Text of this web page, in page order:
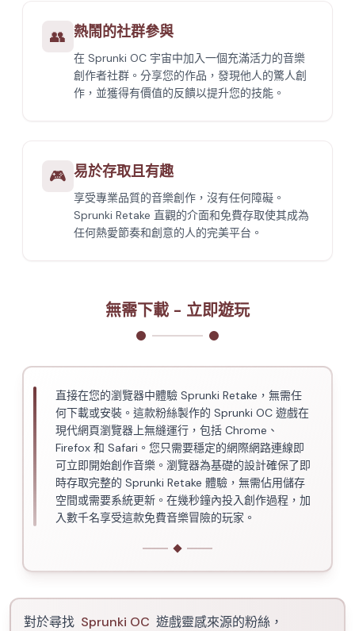
👥 熱鬧的社群參與
在 Sprunki OC 宇宙中加入一個充滿活力的音樂
創作者社群。分享您的作品，發現他人的驚人創
作，並獲得有價值的反饋以提升您的技能。
🎮 易於存取且有趣
享受專業品質的音樂創作，沒有任何障礙。
Sprunki Retake 直觀的介面和免費存取使其成為
任何熱愛節奏和創意的人的完美平台。
無需下載 - 立即遊玩
直接在您的瀏覽器中體驗 Sprunki Retake，無需任
何下載或安裝。這款粉絲製作的 Sprunki OC 遊戲在
現代網頁瀏覽器上無縫運行，包括 Chrome、
Firefox 和 Safari。您只需要穩定的網際網路連線即
可立即開始創作音樂。瀏覽器為基礎的設計確保了即
時存取完整的 Sprunki Retake 體驗，無需佔用儲存
空間或需要系統更新。在幾秒鐘內投入創作過程，加
入數千名享受這款免費音樂冒險的玩家。
對於尋找 Sprunki OC 遊戲靈感來源的粉絲，